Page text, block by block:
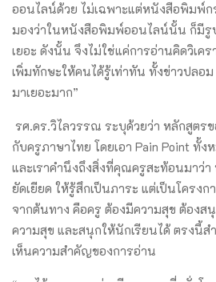
ออนไลน์ด้วย ไม่เฉพาะแต่หนังสือพิมพ์ก
มองว่าในหนังสือพิมพ์ออนไลน์นั้น ก็มีรู
เยอะ ดังนั้น จึงไม่ใช่แค่การอ่านคิดวิเคร
เพิ่มทักษะให้คนได้รู้เท่าทัน ทั้งข่าวปลอ
มาเยอะมาก”
รศ.ดร.วิไลวรรณ ระบุด้วยว่า หลักสูตร
กับครูภาษาไทย โดยเอา Pain Point ทั้ง
และเราคำนึงถึงสิ่งที่คุณครูสะท้อนมาว่า
ยัดเยียด ให้รู้สึกเป็นภาระ แต่เป็นโครง
จากต้นทาง คือครู ต้องมีความสุข ต้องส
ความสุข และสนุกให้นักเรียนได้ ตรงนี้
เห็นความสำคัญของการอ่าน